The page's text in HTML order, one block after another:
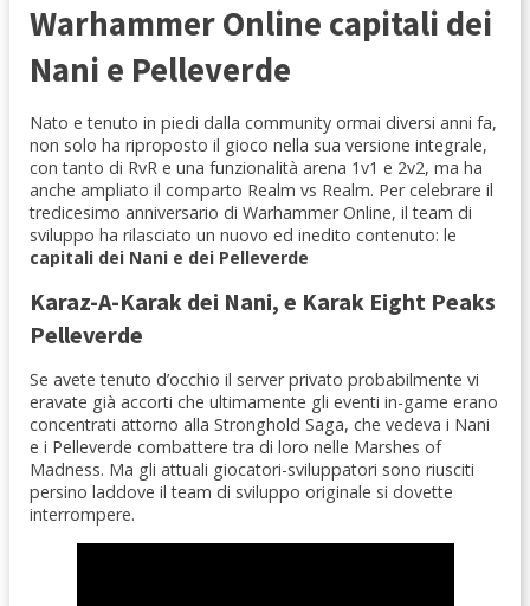
Warhammer Online capitali dei
Nani e Pelleverde
Nato e tenuto in piedi dalla community ormai diversi anni fa,
non solo ha riproposto il gioco nella sua versione integrale,
con tanto di RvR e una funzionalità arena 1v1 e 2v2, ma ha
anche ampliato il comparto Realm vs Realm. Per celebrare il
tredicesimo anniversario di Warhammer Online, il team di
sviluppo ha rilasciato un nuovo ed inedito contenuto: le
capitali dei Nani e dei Pelleverde
Karaz-A-Karak dei Nani, e Karak Eight Peaks
Pelleverde
Se avete tenuto d’occhio il server privato probabilmente vi
eravate già accorti che ultimamente gli eventi in-game erano
concentrati attorno alla Stronghold Saga, che vedeva i Nani
e i Pelleverde combattere tra di loro nelle Marshes of
Madness. Ma gli attuali giocatori-sviluppatori sono riusciti
persino laddove il team di sviluppo originale si dovette
interrompere.